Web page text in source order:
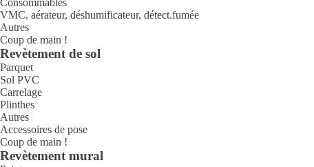
Consommables
VMC, aérateur, déshumificateur, détect.fumée
Autres
Coup de main !
Revètement de sol
Parquet
Sol PVC
Carrelage
Plinthes
Autres
Accessoires de pose
Coup de main !
Revètement mural